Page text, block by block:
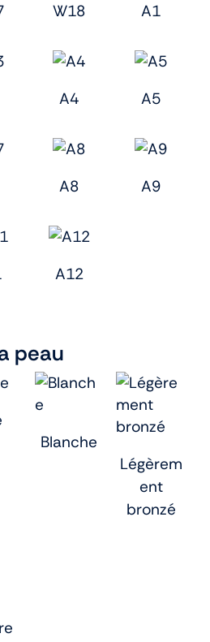
W18 A1
A4 A5
A8 A9
A12
peau
Blanche
Légèrem
ent
bronzé